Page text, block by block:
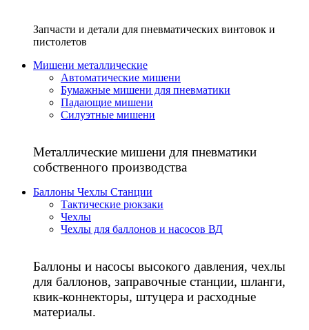
Запчасти и детали для пневматических винтовок и
пистолетов
Мишени металлические
Автоматические мишени
Бумажные мишени для пневматики
Падающие мишени
Силуэтные мишени
Металлические мишени для пневматики
собственного производства
Баллоны Чехлы Станции
Тактические рюкзаки
Чехлы
Чехлы для баллонов и насосов ВД
Баллоны и насосы высокого давления, чехлы
для баллонов, заправочные станции, шланги,
квик-коннекторы, штуцера и расходные
материалы.